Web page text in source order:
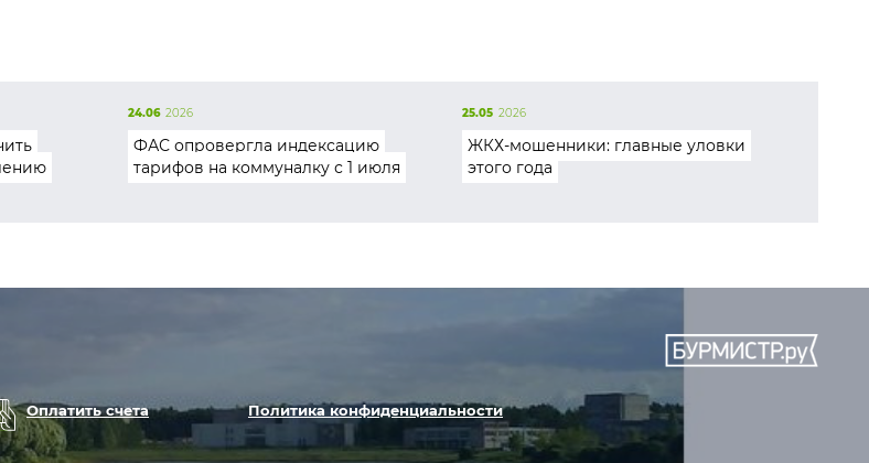
24.06 2026
ФАС опровергла индексацию
тарифов на коммуналку с 1 июля
25.05 2026
ЖКХ-мошенники: главные уловки
этого года
Оплатить счета Политика конфиденциальности